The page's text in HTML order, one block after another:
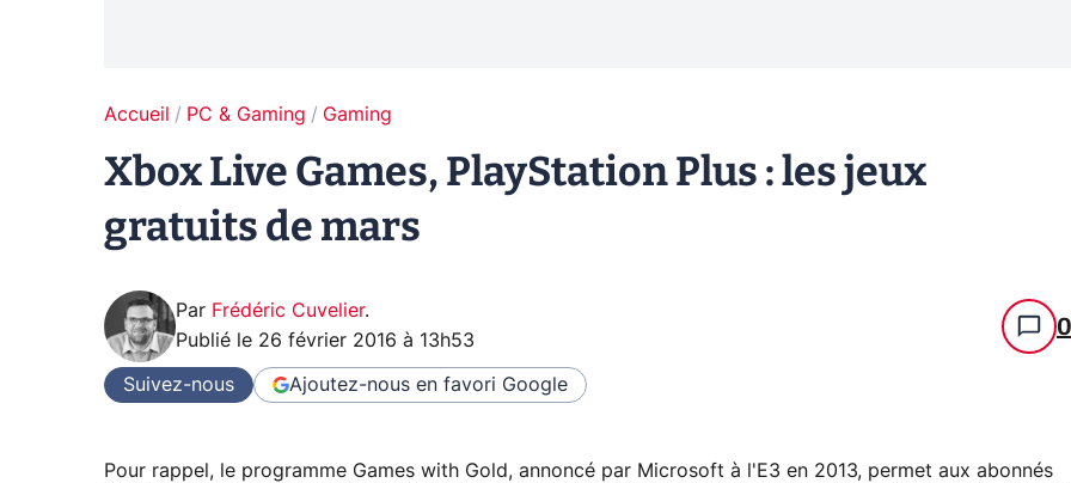
Accueil PC & Gaming Gaming
Xbox Live Games, PlayStation Plus : les jeux
gratuits de mars
Par Frédéric Cuvelier.
Publié le 26 février 2016 à 13h53 0
Suivez-nous Ajoutez-nous en favori Google
Pour rappel, le programme Games with Gold, annoncé par Microsoft à l'E3 en 2013, permet aux abonnés